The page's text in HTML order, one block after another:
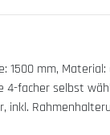
1500 mm,
4-facher selbst
inkl.